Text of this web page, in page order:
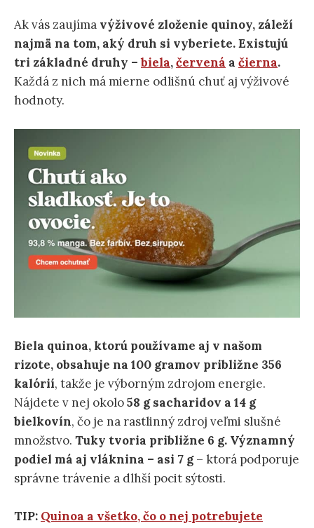
Ak vás zaujíma výživové zloženie quinoy, záleží
najmä na tom, aký druh si vyberiete. Existujú
tri základné druhy –biela,červená a čierna.
Každá z nich má mierne odlišnú chuť aj výživové
hodnoty.
Biela quinoa, ktorú používame aj v našom
rizote, obsahuje na 100 gramov približne 356
kalórií, takže je výborným zdrojom energie.
Nájdete v nej okolo58 g sacharidov a 14 g
bielkovín, čo je na rastlinný zdroj veľmi slušné
množstvo. Tuky tvoria približne 6 g. Významný
podiel má aj vláknina – asi 7 g– ktorá podporuje
správne trávenie a dlhší pocit sýtosti.
TIP: Quinoa a všetko, čo o nej potrebujete